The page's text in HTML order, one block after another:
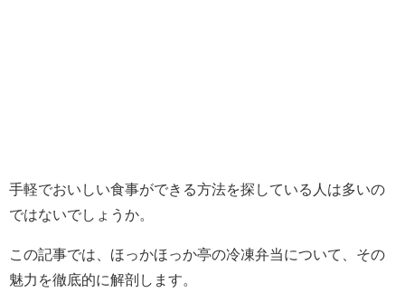
手軽でおいしい食事ができる方法を探している人は多いの
ではないでしょうか。
この記事では、ほっかほっか亭の冷凍弁当について、その
魅力を徹底的に解剖します。